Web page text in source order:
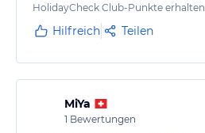
HolidayCheck Club-Punkte erhalten
Hilfreich Teilen
MiYa
1 Bewertungen